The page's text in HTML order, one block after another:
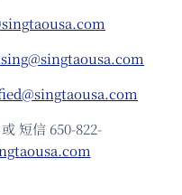
短信 650-822-